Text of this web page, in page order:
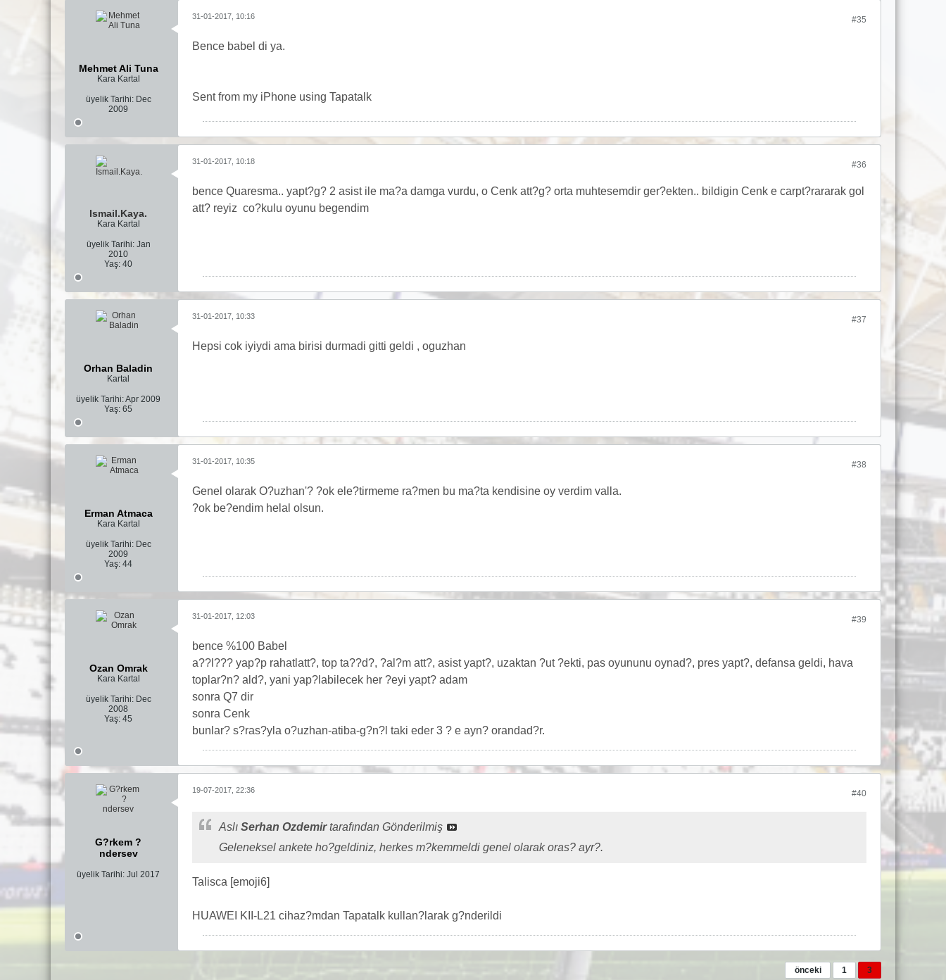
Mehmet Ali Tuna
Kara Kartal
üyelik Tarihi: Dec
2009
#35
31-01-2017, 10:16
Bence babel di ya.
Sent from my iPhone using Tapatalk
Ismail.Kaya.
Kara Kartal
üyelik Tarihi: Jan
2010
Yaş: 40
#36
31-01-2017, 10:18
bence Quaresma.. yapt?g? 2 asist ile ma?a damga vurdu, o Cenk att?g? orta muhtesemdir ger?ekten.. bildigin Cenk e carpt?rararak gol
att? reyiz co?kulu oyunu begendim
Orhan Baladin
Kartal
üyelik Tarihi:Apr 2009
Yaş: 65
#37
31-01-2017, 10:33
Hepsi cok iyiydi ama birisi durmadi gitti geldi , oguzhan
Erman Atmaca
Kara Kartal
üyelik Tarihi: Dec
2009
Yaş: 44
#38
31-01-2017, 10:35
Genel olarak O?uzhan'? ?ok ele?tirmeme ra?men bu ma?ta kendisine oy verdim valla.
?ok be?endim helal olsun.
Ozan Omrak
Kara Kartal
üyelik Tarihi: Dec
2008
Yaş: 45
#39
31-01-2017, 12:03
bence %100 Babel
a??l??? yap?p rahatlatt?, top ta??d?, ?al?m att?, asist yapt?, uzaktan ?ut ?ekti, pas oyununu oynad?, pres yapt?, defansa geldi, hava
toplar?n? ald?, yani yap?labilecek her ?eyi yapt? adam
sonra Q7 dir
sonra Cenk
bunlar? s?ras?yla o?uzhan-atiba-g?n?l taki eder 3 ? e ayn? orandad?r.
G?rkem ?
ndersev
üyelik Tarihi: Jul 2017
#40
19-07-2017, 22:36
Aslı Serhan Ozdemirtarafından Gönderilmiş
Geleneksel ankete ho?geldiniz, herkes m?kemmeldi genel olarak oras? ayr?.
Talisca [emoji6]
HUAWEI KII-L21 cihaz?mdan Tapatalk kullan?larak g?nderildi
önceki 1 3